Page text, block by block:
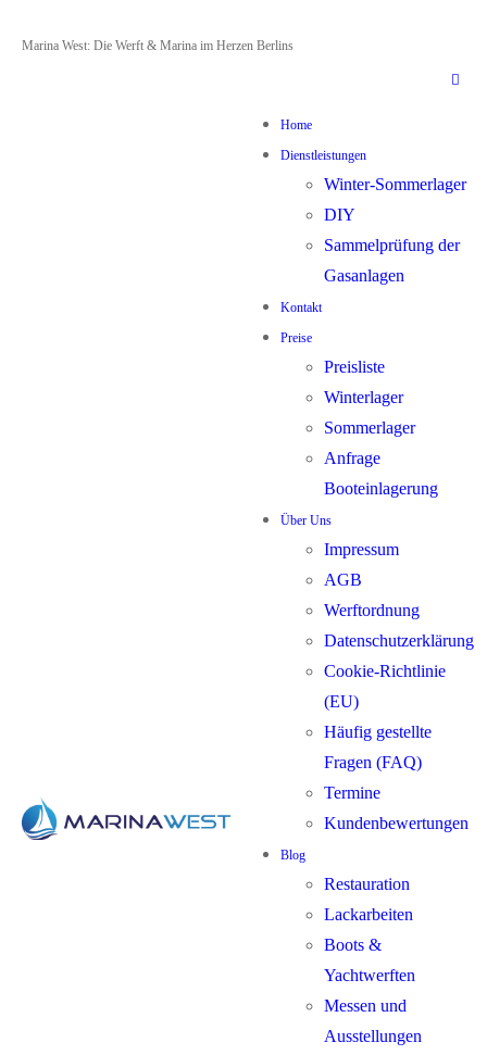
Zum
Menü
Schließen
Marina West: Die Werft & Marina im Herzen Berlins
Home
Dienstleistungen
Winter-Sommerlager
DIY
Sammelprüfung der
Gasanlagen
Kontakt
Preise
Preisliste
Winterlager
Sommerlager
Anfrage
Booteinlagerung
Über Uns
Impressum
AGB
Werftordnung
Datenschutzerklärung
Cookie-Richtlinie
(EU)
Häufig gestellte
Fragen (FAQ)
Termine
Kundenbewertungen
Blog
Restauration
Lackarbeiten
Boots &
Yachtwerften
Messen und
Ausstellungen